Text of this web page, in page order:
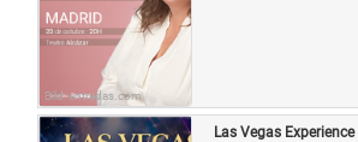
Bild: entradas.com
Las Vegas Experience